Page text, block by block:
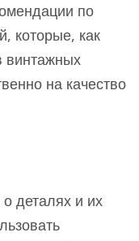
по
которые, как
винтажных
на качество
деталях и их